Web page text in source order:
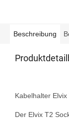
Beschreibung
Kabelhalter
Der Elvix T2